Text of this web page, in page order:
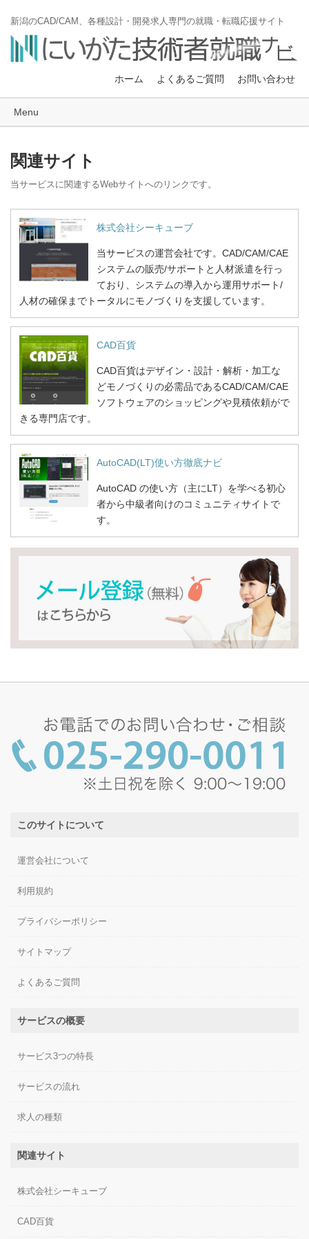
新潟のCAD/CAM、各種設計・開発求人専門の就職・転職応援サイト
ホーム よくあるご質問 お問い合わせ
Menu
関連サイト
当サービスに関連するWebサイトへのリンクです。
株式会社シーキューブ
当サービスの運営会社です。CAD/CAM/CAE
システムの販売/サポートと人材派遣を行っ
ており、システムの導入から運用サポート/
人材の確保までトータルにモノづくりを支援しています。
CAD百貨
CAD百貨はデザイン・設計・解析・加工な
どモノづくりの必需品であるCAD/CAM/CAE
ソフトウェアのショッピングや見積依頼がで
きる専門店です。
AutoCAD(LT)使い方徹底ナビ
AutoCAD の使い方（主にLT）を学べる初心
者から中級者向けのコミュニティサイトで
す。
このサイトについて
運営会社について
利用規約
プライバシーポリシー
サイトマップ
よくあるご質問
サービスの概要
サービス3つの特長
サービスの流れ
求人の種類
関連サイト
株式会社シーキューブ
CAD百貨